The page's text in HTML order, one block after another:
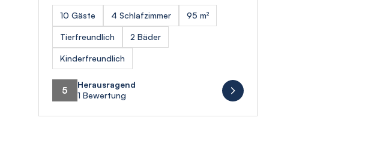
10 Gäste 4 Schlafzimmer 95 m²
Tierfreundlich 2 Bäder
Kinderfreundlich
5
Herausragend
1 Bewertung